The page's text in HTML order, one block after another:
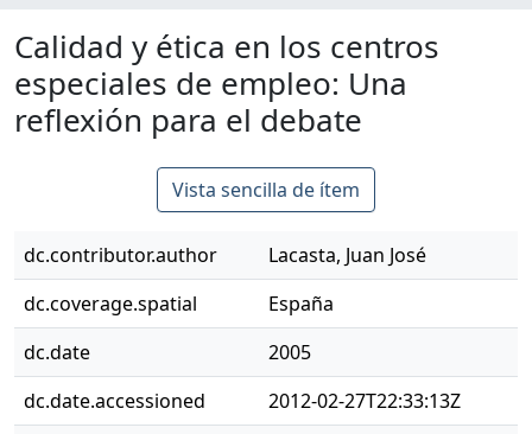
Calidad y ética en los centros
especiales de empleo: Una
reflexión para el debate
Vista sencilla de ítem
dc.contributor.author
Lacasta, Juan José
dc.coverage.spatial
España
dc.date
2005
dc.date.accessioned
2012-02-27T22:33:13Z